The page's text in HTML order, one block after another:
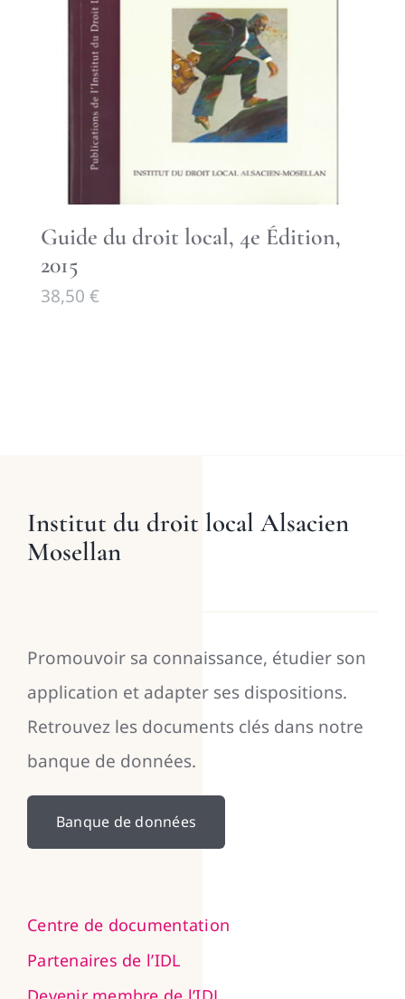
Guide du droit local, 4e Édition,
2015
38,50 €
Institut du droit local Alsacien
Mosellan
Promouvoir sa connaissance, étudier son
application et adapter ses dispositions.
Retrouvez les documents clés dans notre
banque de données.
Banque de données
Centre de documentation
Partenaires de l’IDL